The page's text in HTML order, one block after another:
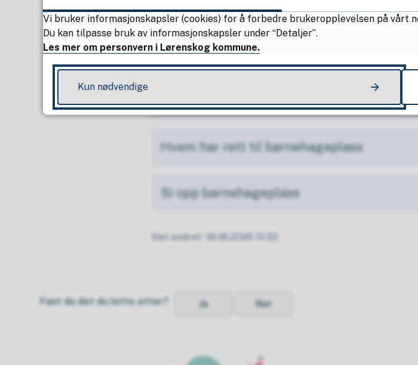
Søknadsfrist
Når og hvordan får du svar på din søknad
Slik svarer du på tilbud eller endrer
Hvem har rett til barnehageplass
Si opp barnehageplass
Sist endret 18.06.2026 10.52
Fant du det du lette etter? Ja Nei
Vi bruker informasjonskapsler (cookies) for å forbedre brukeropplevelsen på
Du kan tilpasse bruk av informasjonskapsler under “Detaljer”.
Les mer om personvern i Lørenskog kommune.
Kun nødvendige